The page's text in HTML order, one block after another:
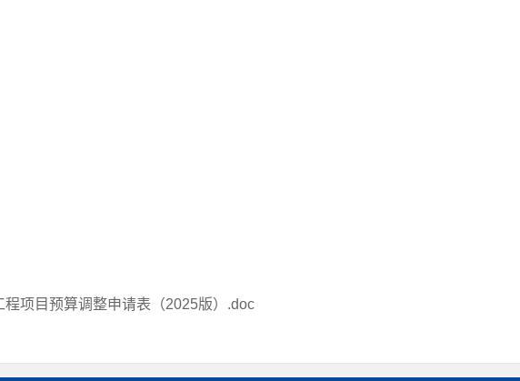
程项目预算调整申请表（2025版）.doc